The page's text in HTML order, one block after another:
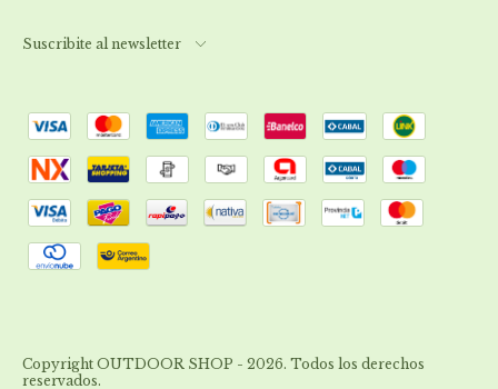
Suscribite al newsletter
Copyright OUTDOOR SHOP - 2026. Todos los derechos
reservados.